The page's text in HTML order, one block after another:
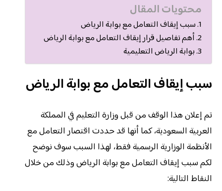
محتويات المقال
سبب إيقاف التعامل مع بوابة الرياض
أهم تفاصيل قرار إيقاف التعامل مع بوابة الرياض
بوابة الرياض التعليمية
سبب إيقاف التعامل مع بوابة الرياض
تم إعلان هذا الوقف من قبل وزارة التعليم في المملكة
العربية السعودية، كما أنها قد حددت اقتصار التعامل مع
الأنظمة الوزارية الرسمية فقط، لهذا السبب سوف نوضح
لكم سبب إيقاف التعامل مع بوابة الرياض وذلك من خلال
النقاط التالية: